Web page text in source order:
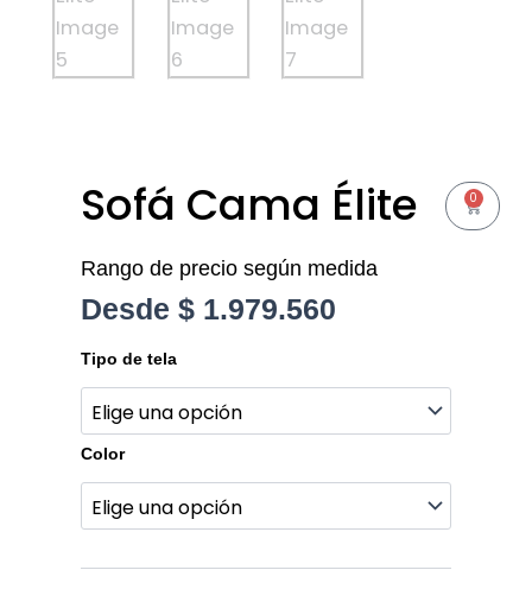
Sofá Cama Élite
Rango de precio según medida
Desde $ 1.979.560
Tipo de tela
Color
Sofá
Cama
Élite
cantidad
0
Cart